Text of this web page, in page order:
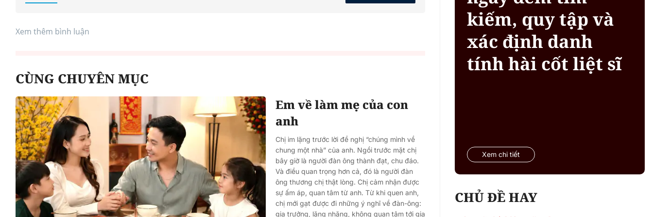
Xem thêm bình luận
CÙNG CHUYÊN MỤC
Em về làm mẹ của con
anh
Chị im lặng trước lời đề nghị “chúng mình về
chung một nhà” của anh. Ngồi trước mặt chị
bây giờ là người đàn ông thành đạt, chu đáo.
Và điều quan trọng hơn cả, đó là người đàn
ông thương chị thật lòng. Chị cảm nhận được
sự ấm áp, quan tâm từ anh. Từ khi quen anh,
chị mới gạt được đi những ý nghĩ về đàn-ông:
gia trưởng, lăng nhăng, không quan tâm tới gia
kiếm, quy tập và
xác định danh
tính hài cốt liệt sĩ
Xem chi tiết
CHỦ ĐỀ HAY